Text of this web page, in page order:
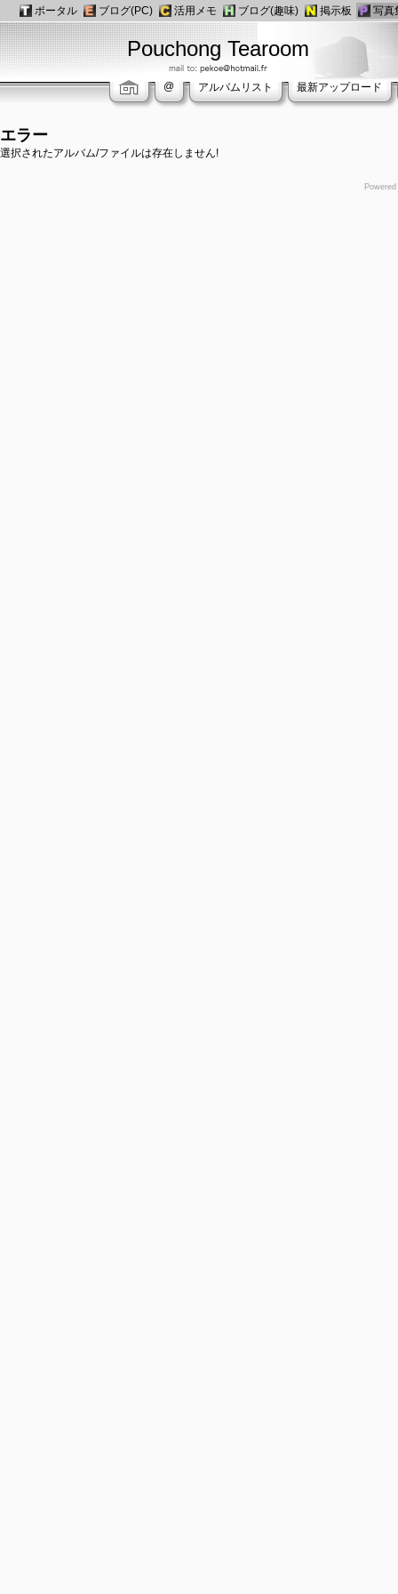
Pouchong Tearoom
@ アルバムリスト 最新アップロード
エラー
選択されたアルバム/ファイルは存在しません!
ポータル ブログ(PC) 活用メモ ブログ(趣味) 掲示板 写真